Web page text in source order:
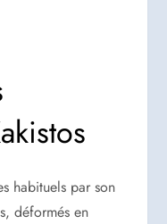
habituels par son
déformés en